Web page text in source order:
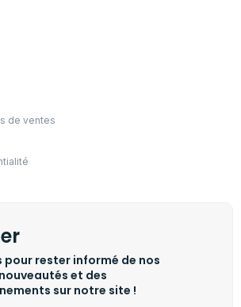
de ventes
pour rester informé de nos
et des
sur notre site !